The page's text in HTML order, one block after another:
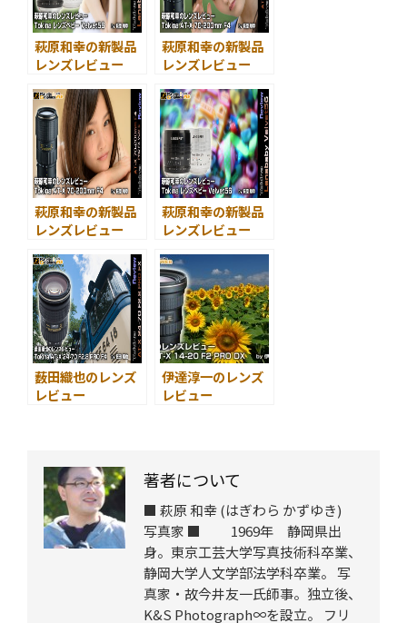
萩原和幸の新製品
レンズレビュー
Velvet56＜ポート
レート編＞
萩原和幸の新製品
レンズレビュー
70-200mm F4＜
前編＞
萩原和幸の新製品
レンズレビュー
70-200mm F4＜
後編＞
萩原和幸の新製品
レンズレビュー
Velvet56＜スナッ
プ編＞
薮田織也のレンズ
レビュー
伊達淳一のレンズ
レビュー
著者について
■ 萩原 和幸 (はぎわら かずゆき)
写真家 ■ 1969年 静岡県出
身。東京工芸大学写真技術科卒業、
静岡大学人文学部法学科卒業。 写
真家・故今井友一氏師事。独立後、
K&S Photograph∞を設立。 フリ